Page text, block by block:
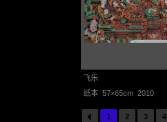
飞乐
纸本 57×65cm 2010
1 2 3 4